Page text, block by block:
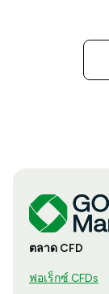
ตลาด CFD
ฟอเร็กซ์ CFDs